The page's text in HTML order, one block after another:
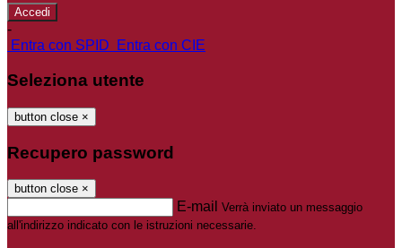
-
Entra con SPID
Entra con CIE
Seleziona utente
button close ×
Recupero password
button close ×
E-mail Verrà inviato un messaggio
all'indirizzo indicato con le istruzioni necessarie.